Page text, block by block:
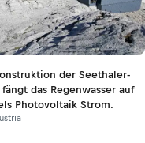
der Seethaler-
das Regenwasser auf
Photovoltaik Strom.